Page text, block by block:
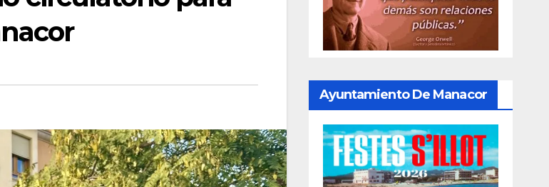
Ayuntamiento De Manacor